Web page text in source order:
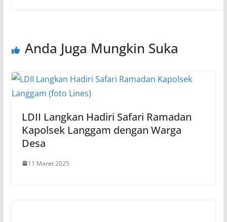
Anda Juga Mungkin Suka
LDII Langkan Hadiri Safari Ramadan
Kapolsek Langgam dengan Warga
Desa
11 Maret 2025